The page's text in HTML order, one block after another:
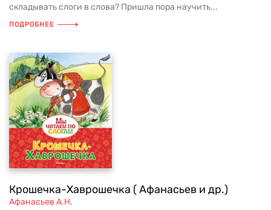
складывать слоги в слова? Пришла пора научить...
ПОДРОБНЕЕ
Крошечка-Хаврошечка ( Афанасьев и др.)
Афанасьев А.Н.